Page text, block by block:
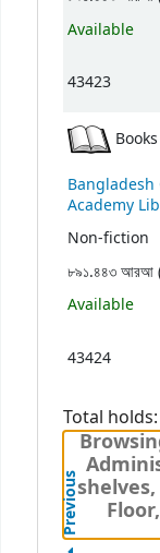
Available
43423
Books
Academy
Non-fiction
৮৯১.৪৪৩ আরআ
Available
43424
Total
Previous